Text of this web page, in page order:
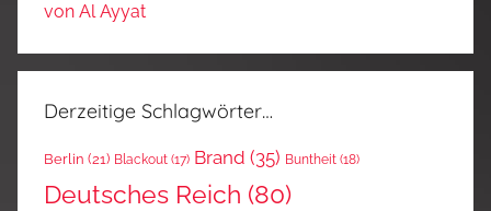
von Al Ayyat
Derzeitige Schlagwörter…
Berlin (21) Blackout (17) Brand (35) Buntheit (18)
Deutsches Reich (80)